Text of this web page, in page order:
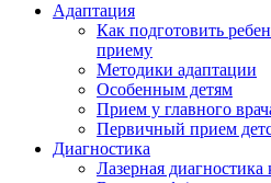
Адаптация
Как подготовить
приему
Методики адаптации
Особенным детям
Прием у главного
Первичный прием
Диагностика
Лазерная